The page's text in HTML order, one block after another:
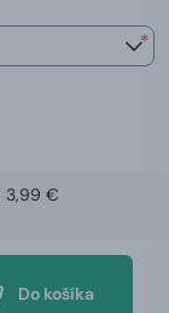
*
3,99 €
Do košíka